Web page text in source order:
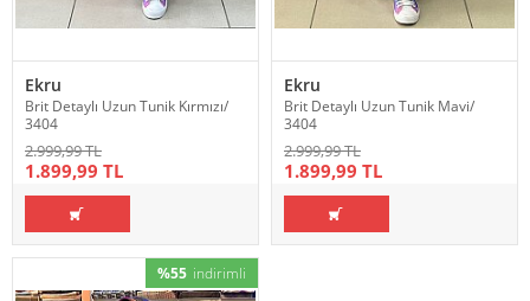
Ekru
Brit Detaylı Uzun Tunik Kırmızı/
3404
2.999,99 TL
1.899,99 TL
Ekru
Brit Detaylı Uzun Tunik Mavi/
3404
2.999,99 TL
1.899,99 TL
%55 indirimli